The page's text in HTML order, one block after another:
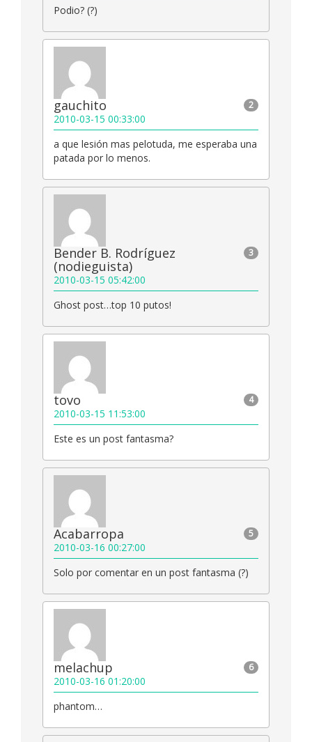
Podio? (?)
2
gauchito
2010-03-15 00:33:00
a que lesión mas pelotuda, me esperaba una
patada por lo menos.
3
Bender B. Rodríguez
(nodieguista)
2010-03-15 05:42:00
Ghost post…top 10 putos!
4
tovo
2010-03-15 11:53:00
Este es un post fantasma?
5
Acabarropa
2010-03-16 00:27:00
Solo por comentar en un post fantasma (?)
6
melachup
2010-03-16 01:20:00
phantom…